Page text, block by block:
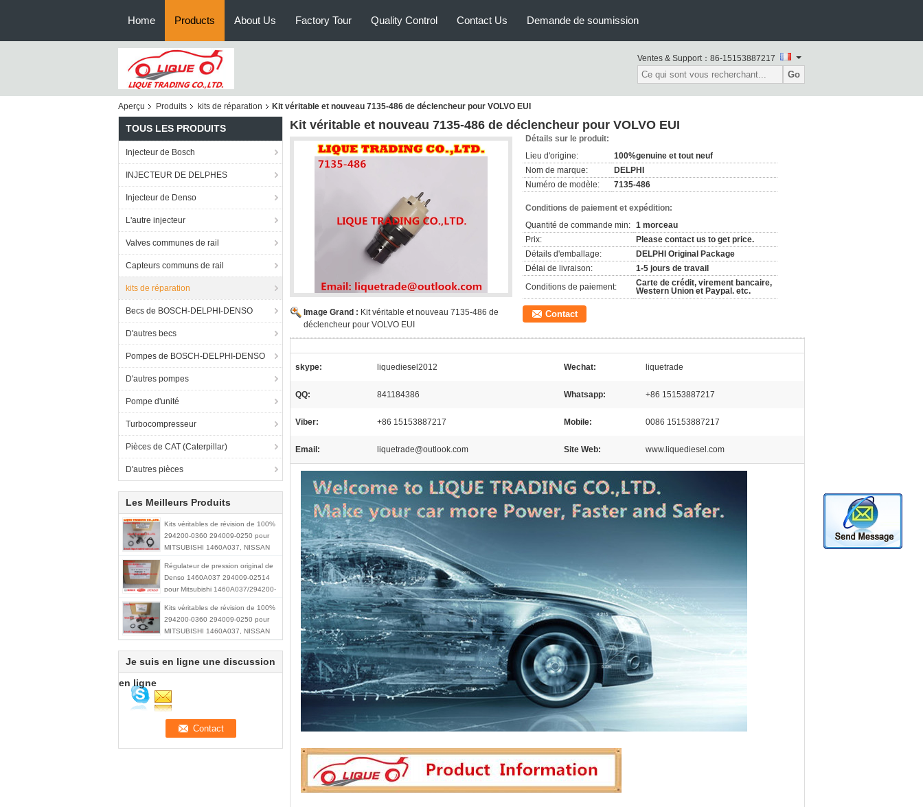
Home Products About Us Factory Tour Quality Control Contact Us Demande de soumission
Ventes & Support： 86-15153887217
Go
Aperçu Produits kits de réparation Kit véritable et nouveau 7135-486 de déclencheur pour VOLVO EUI
TOUS LES PRODUITS
Injecteur de Bosch
INJECTEUR DE DELPHES
Injecteur de Denso
L'autre injecteur
Valves communes de rail
Capteurs communs de rail
kits de réparation
Becs de BOSCH-DELPHI-DENSO
D'autres becs
Pompes de BOSCH-DELPHI-DENSO
D'autres pompes
Pompe d'unité
Turbocompresseur
Pièces de CAT (Caterpillar)
D'autres pièces
Les Meilleurs Produits
Kits véritables de révision de 100%
294200-0360 294009-0250 pour
MITSUBISHI 1460A037, NISSAN
Régulateur de pression original de
Denso 1460A037 294009-02514
pour Mitsubishi 1460A037/294200-
Kits véritables de révision de 100%
294200-0360 294009-0250 pour
MITSUBISHI 1460A037, NISSAN
A6860-VM09A
Je suis en ligne une discussion
en ligne
Kit véritable et nouveau 7135-486 de déclencheur pour VOLVO EUI
Image Grand : Kit véritable et nouveau 7135-486 de
déclencheur pour VOLVO EUI
Détails sur le produit:
Lieu d'origine:
100%genuine et tout neuf
Nom de marque:
DELPHI
Numéro de modèle:
7135-486
Conditions de paiement et expédition:
Quantité de commande min: 1 morceau
Prix:
Please contact us to get price.
Détails d'emballage:
DELPHI Original Package
Délai de livraison:
1-5 jours de travail
Conditions de paiement:
Carte de crédit, virement bancaire,
Western Union et Paypal. etc.
Contact
skype: liquediesel2012 Wechat: liquetrade
QQ: 841184386 Whatsapp: +86 15153887217
Viber: +86 15153887217 Mobile: 0086 15153887217
Email: liquetrade@outlook.com Site Web: www.liquediesel.com